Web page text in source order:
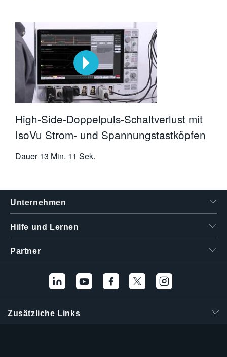
High-Side-Doppelpuls-Schaltverlust mit
IsoVu Strom- und Spannungstastköpfen
Dauer 13 Min. 11 Sek.
Unternehmen
Hilfe und Lernen
Partner
Zusätzliche Links